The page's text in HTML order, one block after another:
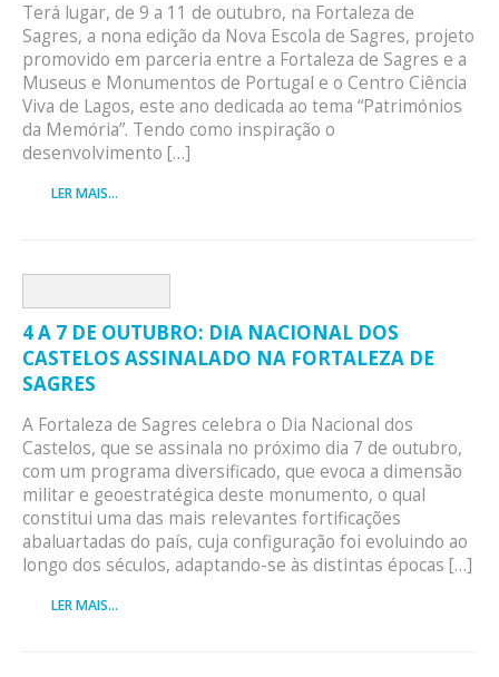
Terá lugar, de 9 a 11 de outubro, na Fortaleza de
Sagres, a nona edição da Nova Escola de Sagres, projeto
promovido em parceria entre a Fortaleza de Sagres e a
Museus e Monumentos de Portugal e o Centro Ciência
Viva de Lagos, este ano dedicada ao tema “Patrimónios
da Memória”. Tendo como inspiração o
desenvolvimento […]
LER MAIS...
4 A 7 DE OUTUBRO: DIA NACIONAL DOS
CASTELOS ASSINALADO NA FORTALEZA DE
SAGRES
A Fortaleza de Sagres celebra o Dia Nacional dos
Castelos, que se assinala no próximo dia 7 de outubro,
com um programa diversificado, que evoca a dimensão
militar e geoestratégica deste monumento, o qual
constitui uma das mais relevantes fortificações
abaluartadas do país, cuja configuração foi evoluindo ao
longo dos séculos, adaptando-se às distintas épocas […]
LER MAIS...